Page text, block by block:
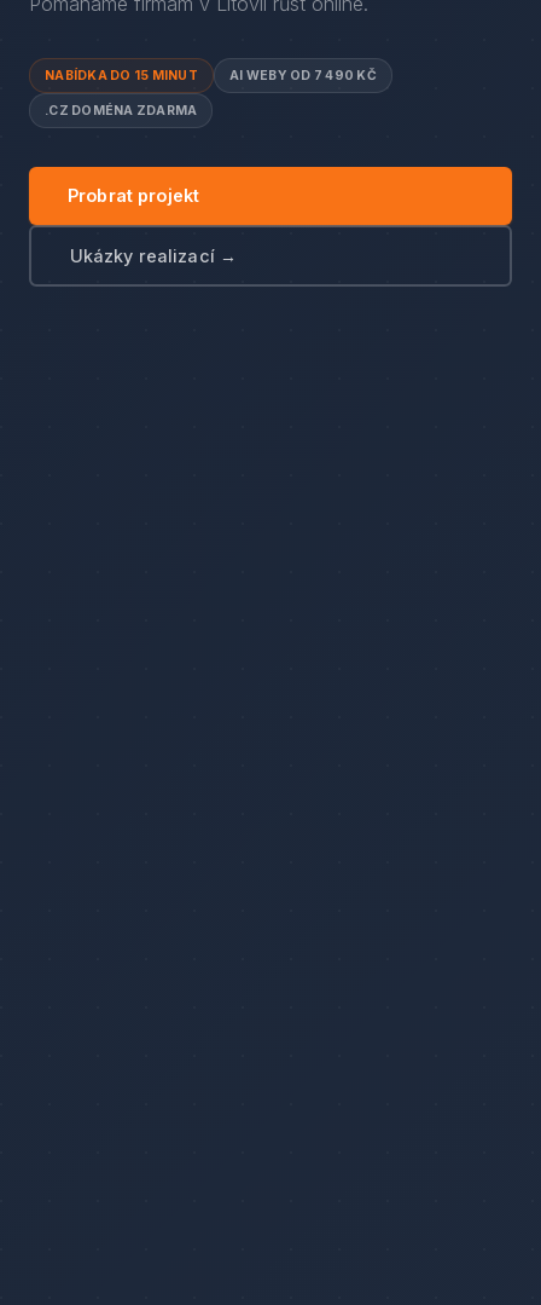
NABÍDKA DO 15 MINUT AI WEBY OD 7 490 KČ
.CZ DOMÉNA ZDARMA
Probrat projekt
Ukázky realizací →